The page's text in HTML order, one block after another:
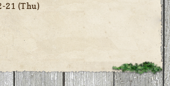
21 (Thu)